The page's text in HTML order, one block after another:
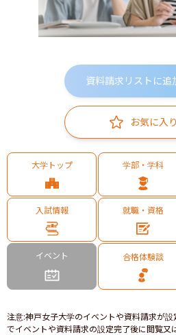
資料請求リストに追
お気に入り
大学トップ 学部・学科
入試情報 就職・資格
イベント 合格体験談
注意:神戸女子大学のイベントや資料請求が
でイベントや資料請求の設定完了後に閲覧又